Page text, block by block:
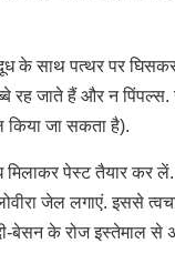
साथ पत्थर पर घिसकर
रह जाते हैं और न
किया जा सकता है).
मिलाकर पेस्ट तैयार कर
जेल लगाएं. इससे
बेसन के रोज इस्तेमाल